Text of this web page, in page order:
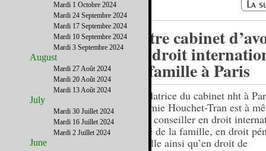
Votre cabinet
en droit
la famille à Paris
Fondatrice du cabinet nht à
Noémie Houchet-Tran est à
vous conseiller en droit
privé de la famille, en droit
famille ainsi qu’en droit de
Mardi 1 Octobre 2024
Mardi 24 Septembre 2024
Mardi 17 Septembre 2024
Mardi 10 Septembre 2024
Mardi 3 Septembre 2024
August
Mardi 27 Août 2024
Mardi 20 Août 2024
Mardi 13 Août 2024
July
Mardi 30 Juillet 2024
Mardi 16 Juillet 2024
Mardi 2 Juillet 2024
June